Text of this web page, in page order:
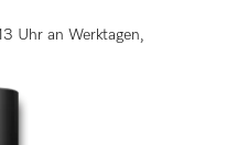
Uhr an Werktagen,